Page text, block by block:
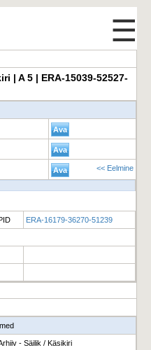
☰
| A 5 | ERA-15039-52527-
<< Eelmine
ERA-16179-36270-51239
- Säilik / Käsikiri